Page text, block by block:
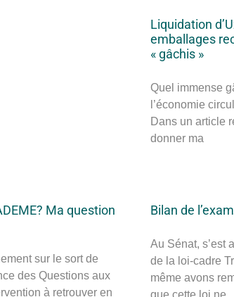
Liquidation
emballages
« gâchis »
Quel immense
l’économie
Dans un article
donner ma
Ma question
sur le sort de
des Questions aux
à retrouver en
Bilan de
Au Sénat, s’est
de la loi-cadre
même avons
que cette loi ne